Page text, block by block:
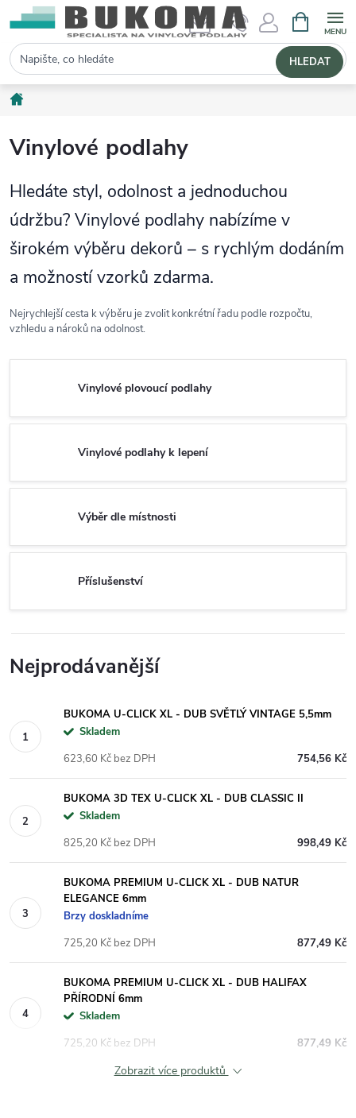
Hledat HLEDAT
Domů
Vinylové podlahy
Hledáte styl, odolnost a jednoduchou
údržbu? Vinylové podlahy nabízíme v
širokém výběru dekorů – s rychlým dodáním
a možností vzorků zdarma.
Nejrychlejší cesta k výběru je zvolit konkrétní řadu podle rozpočtu,
vzhledu a nároků na odolnost.
Vinylové plovoucí podlahy
Vinylové podlahy k lepení
Výběr dle místnosti
Příslušenství
Nejprodávanější
BUKOMA U-CLICK XL - DUB SVĚTLÝ VINTAGE 5,5mm
Skladem
754,56 Kč
623,60 Kč bez DPH
BUKOMA 3D TEX U-CLICK XL - DUB CLASSIC II
Skladem
998,49 Kč
825,20 Kč bez DPH
BUKOMA PREMIUM U-CLICK XL - DUB NATUR
ELEGANCE 6mm
Brzy doskladníme
877,49 Kč
725,20 Kč bez DPH
BUKOMA PREMIUM U-CLICK XL - DUB HALIFAX
PŘÍRODNÍ 6mm
Skladem
877,49 Kč
725,20 Kč bez DPH
Zobrazit více produktů